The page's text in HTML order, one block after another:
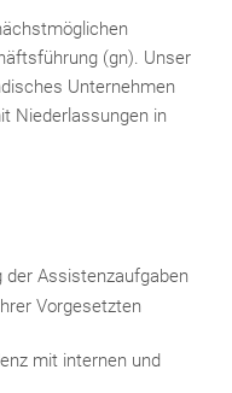
(gn). Unser
Unternehmen
Niederlassungen in
der Assistenzaufgaben
Vorgesetzten
mit internen und